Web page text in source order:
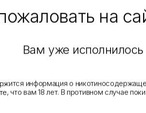
на
Вам уже исполнилось
информация о
что вам 18 лет. В противном случае